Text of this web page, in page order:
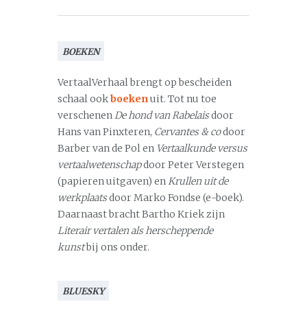
BOEKEN
VertaalVerhaal brengt op bescheiden
schaal ookboekenuit. Tot nu toe
verschenenDe hond van Rabelaisdoor
Hans van Pinxteren, Cervantes & codoor
Barber van de Pol en Vertaalkunde versus
vertaalwetenschapdoor Peter Verstegen
(papieren uitgaven) enKrullen uit de
werkplaatsdoor Marko Fondse (e-boek).
Daarnaast bracht Bartho Kriek zijn
Literair vertalen als herscheppende
kunstbij ons onder.
BLUESKY